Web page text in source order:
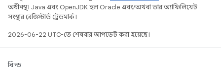
অধীনস্থ। Java এবং OpenJDK হল Oracle এবং/অথবা তার অ্যাফিলিয়েট
সংস্থার রেজিস্টার্ড ট্রেডমার্ক।
2026-06-22 UTC-তে শেষবার আপডেট করা হয়েছে।
বিল্ড